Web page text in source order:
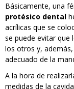
Básicamente, una
protésico dental
acrílicas que se
se puede evitar que
los otros y,
adecuado de la
A la hora de
medidas de la